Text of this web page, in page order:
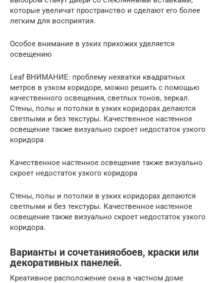
которые увеличат пространство и сделают его более
легким для восприятия.
Особое внимание в узких прихожих уделяется
освещению
Leaf ВНИМАНИЕ: проблему нехватки квадратных
метров в узком коридоре, можно решить с помощью
качественного освещения, светлых тонов, зеркал.
Стены, полы и потолки в узких коридорах делаются
светлыми и без текстуры. Качественное настенное
освещение также визуально скроет недостаток узкого
коридора
Качественное настенное освещение также визуально
скроет недостаток узкого коридора
Стены, полы и потолки в узких коридорах делаются
светлыми и без текстуры. Качественное настенное
освещение также визуально скроет недостаток узкого
коридора.
Варианты и сочетанияобоев, краски или
декоративных панелей.
Креативное расположение окна в частном доме